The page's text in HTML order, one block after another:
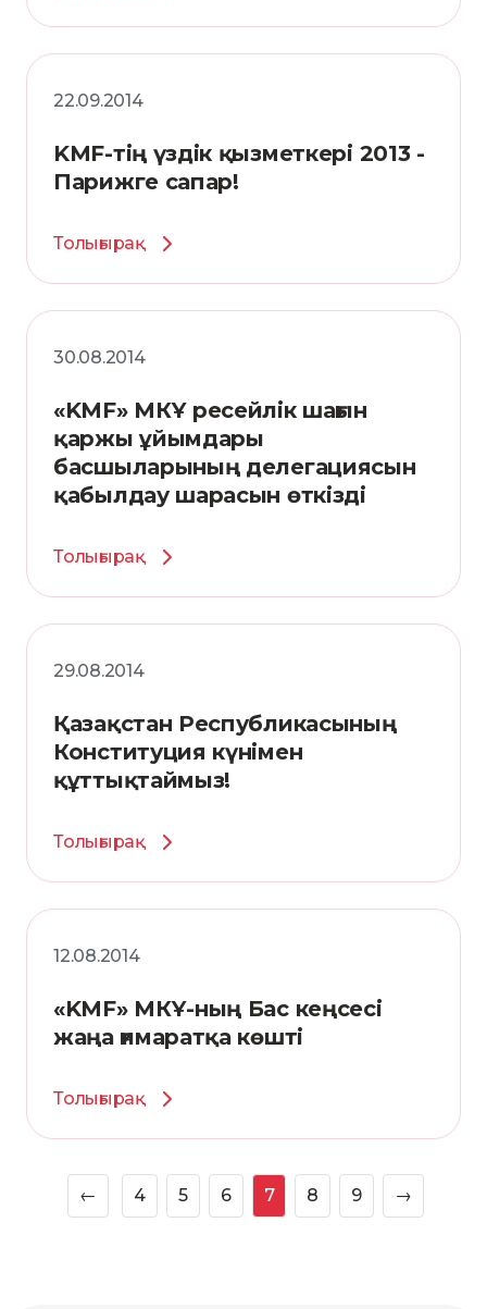
22.09.2014
KMF-тің үздік қызметкері 2013 -
Парижге сапар!
Толығырақ
30.08.2014
«KMF» МКҰ ресейлік шағын
қаржы ұйымдары
басшыларының делегациясын
қабылдау шарасын өткізді
Толығырақ
29.08.2014
Қазақстан Республикасының
Конституция күнімен
құттықтаймыз!
Толығырақ
12.08.2014
«KMF» МКҰ-ның Бас кеңсесі
жаңа ғимаратқа көшті
Толығырақ
← 4 5 6 7 8 9 →